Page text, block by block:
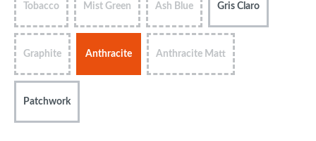
Tobacco Mist Green Ash Blue Gris Claro
Graphite Anthracite Anthracite Matt
Patchwork